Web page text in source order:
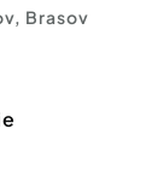
1 , Brasov